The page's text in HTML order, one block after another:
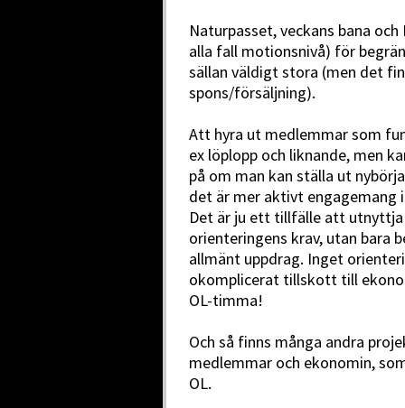
Naturpasset, veckans bana
alla fall motionsnivå) för
sällan väldigt stora (men det
spons/försäljning).
Att hyra ut medlemmar som
ex löplopp och liknande, men
på om man kan ställa ut
det är mer aktivt engagemang
Det är ju ett tillfälle att
orienteringens krav, utan bara
allmänt uppdrag. Inget
okomplicerat tillskott till
OL-timma!
Och så finns många andra
medlemmar och ekonomin,
OL.